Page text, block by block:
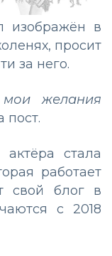
изображён в
просит
за него.
мои желания
пост.
стала
работает
свой блог в
с 2018